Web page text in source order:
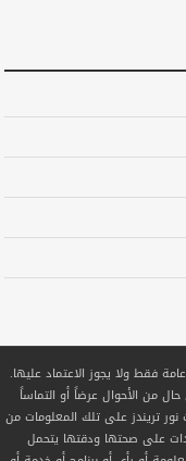
فقط ولا يجوز الاعتماد عليها.
من الأحوال عرضاً أو التماساً
تريندز على تلك المعلومات من
على صحتها ودقتها يتحمل